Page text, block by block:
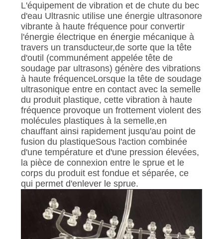
L'équipement de vibration et de chute du bec
d'eau Ultrasnic utilise une énergie ultrasonore
vibrante à haute fréquence pour convertir
l'énergie électrique en énergie mécanique à
travers un transducteur,de sorte que la tête
d'outil (communément appelée tête de
soudage par ultrasons) génère des vibrations
à haute fréquenceLorsque la tête de soudage
ultrasonique entre en contact avec la semelle
du produit plastique, cette vibration à haute
fréquence provoque un frottement violent des
molécules plastiques à la semelle,en
chauffant ainsi rapidement jusqu'au point de
fusion du plastiqueSous l'action combinée
d'une température et d'une pression élevées,
la pièce de connexion entre le sprue et le
corps du produit est fondue et séparée, ce
qui permet d'enlever le sprue.